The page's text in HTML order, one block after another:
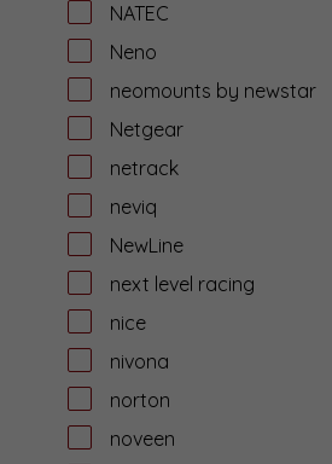
NATEC
Neno
neomounts by newstar
Netgear
netrack
neviq
NewLine
next level racing
nice
nivona
norton
noveen